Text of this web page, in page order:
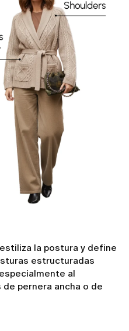
la postura y define
estructuradas
al
pernera ancha o de